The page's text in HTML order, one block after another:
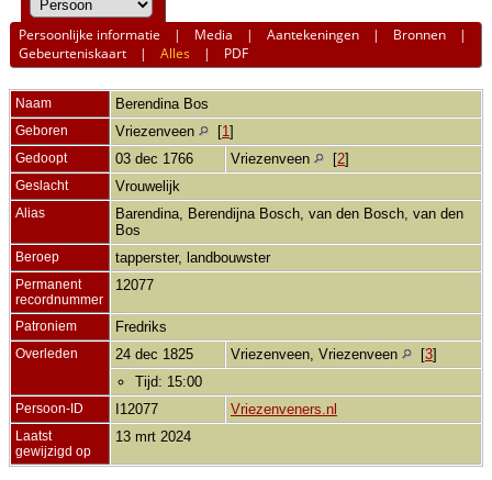
Persoonlijke informatie | Media |Aantekeningen | Bronnen |
Gebeurteniskaart |Alles | PDF
Naam Berendina Bos
Geboren Vriezenveen [1 ]
Gedoopt 03 dec 1766 Vriezenveen [2]
Geslacht Vrouwelijk
Alias
Barendina, Berendijna Bosch, van den Bosch, van den
Bos
Beroep tapperster, landbouwster
Permanent
recordnummer
12077
Patroniem Fredriks
Overleden 24 dec 1825 Vriezenveen, Vriezenveen [3]
Tijd: 15:00
Persoon-ID I12077 Vriezenveners.nl
Laatst
gewijzigd op
13 mrt 2024